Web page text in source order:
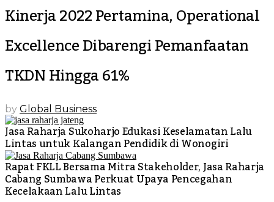
Kinerja 2022 Pertamina, Operational
Excellence Dibarengi Pemanfaatan
TKDN Hingga 61%
by Global Business
Jasa Raharja Sukoharjo Edukasi Keselamatan Lalu
Lintas untuk Kalangan Pendidik di Wonogiri
Rapat FKLL Bersama Mitra Stakeholder, Jasa Raharja
Cabang Sumbawa Perkuat Upaya Pencegahan
Kecelakaan Lalu Lintas